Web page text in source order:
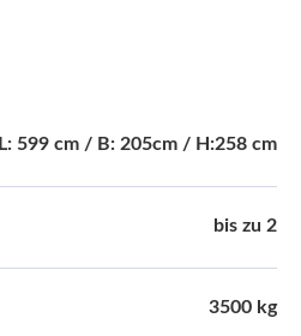
L: 599 cm / B: 205cm / H:258 cm
bis zu 2
3500 kg